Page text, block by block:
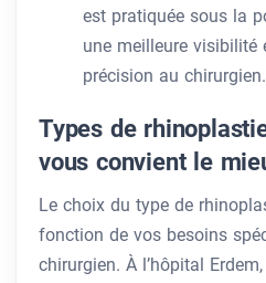
est pratiquée sous la
une meilleure visibilité
précision au chirurgien.
Types de
vous convient le
Le choix du type de
fonction de vos besoins
chirurgien. À l’hôpital